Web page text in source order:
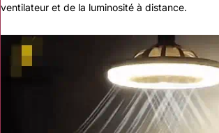
ventilateur et de la luminosité à distance.